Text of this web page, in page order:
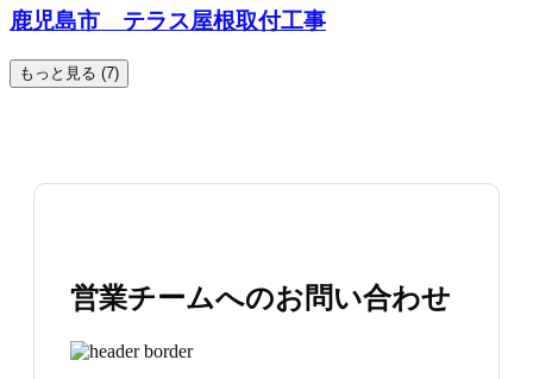
鹿児島市 テラス屋根取付工事
もっと見る (7)
営業チームへのお問い合わせ